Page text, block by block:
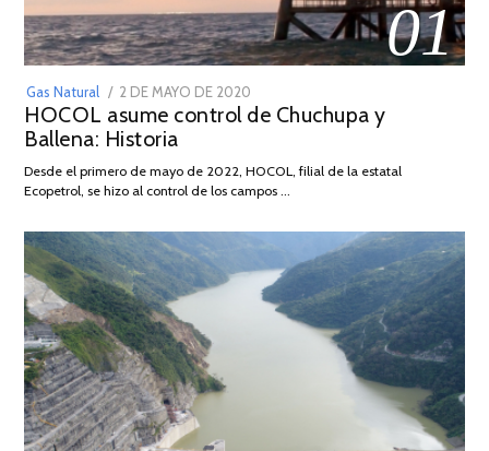
01
Gas Natural
POSTED
ON
2 DE MAYO DE 2020
DE
2026
HOCOL asume control de Chuchupa y
Ballena: Historia
Desde el primero de mayo de 2022, HOCOL, filial de la estatal
Ecopetrol, se hizo al control de los campos …